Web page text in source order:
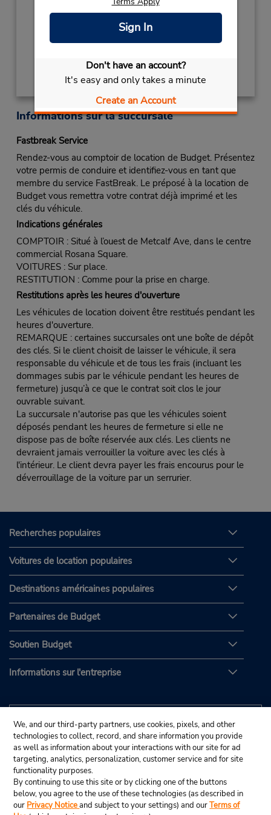
Sign In
Don't have an account?
It's easy and only takes a minute
Create an Account
Succursale avec boîte de dépôt des clés
Obtenir un itinéraire
Informations sur la succursale
Fastbreak Service
Rendez-vous au comptoir de location de Budget. Présentez
votre permis de conduire et identifiez-vous en tant que
membre du service FastBreak. Le préposé à la location de
Budget vous remettra votre contrat déjà imprimé et les
clés du véhicule.
Indications générales
COMPTOIR : Situé à l’ouest de Metcalf Ave, dans le centre
commercial Rosana Square.
VOITURES : Sur place.
RESTITUTION : Comme pour la prise en charge.
Restitutions après les heures d'ouverture
Les véhicules de location doivent être restitués pendant les
heures d'ouverture.
REMARQUE : certaines succursales ont une boîte de dépôt
des clés. Si le client choisit de laisser le véhicule, il sera
responsable du véhicule et de tous les frais (incluant les
dommages subis par le véhicule pendant les heures de
fermeture) jusqu’à ce que le contrat soit clos le jour
ouvrable suivant.
La succursale n'autorise pas que les véhicules soient
déposés pendant les heures de fermeture si elle ne
dispose pas de boîte réservée aux clés. Les clients ne
devraient jamais verrouiller la voiture avec les clés à
l'intérieur. Le client devra payer les frais encourus pour le
déverrouillage de la voiture par un serrurier.
Recherches populaires
Voitures de location populaires
Destinations américaines populaires
Partenaires de Budget
Soutien Budget
Informations sur l'entreprise
We, and our third-party partners, use cookies, pixels, and other
technologies to collect, record, and share information you provide
as well as information about your interactions with our site for ad
targeting, analytics, personalization, customer service and for site
functionality purposes.
By continuing to use this site or by clicking one of the buttons
below, you agree to the use of these technologies (as described in
our Privacy Noticeand subject to your settings) and ourTerms of